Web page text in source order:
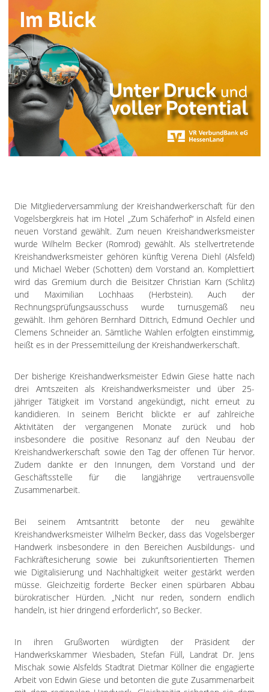
Mücke
Schwalmtal
Ulrichstein
Wartenberg
Schwalm
Fulda
Gießen
Impressum
Die Mitgliederversammlung der Kreishandwerkerschaft für den
Vogelsbergkreis hat im Hotel „Zum Schäferhof“ in Alsfeld einen
neuen Vorstand gewählt. Zum neuen Kreishandwerksmeister
wurde Wilhelm Becker (Romrod) gewählt. Als stellvertretende
Kreishandwerksmeister gehören künftig Verena Diehl (Alsfeld)
und Michael Weber (Schotten) dem Vorstand an. Komplettiert
wird das Gremium durch die Beisitzer Christian Karn (Schlitz)
und Maximilian Lochhaas (Herbstein). Auch der
Rechnungsprüfungsausschuss wurde turnusgemäß neu
gewählt. Ihm gehören Bernhard Dittrich, Edmund Oechler und
Clemens Schneider an. Sämtliche Wahlen erfolgten einstimmig,
heißt es in der Pressemitteilung der Kreishandwerkerschaft.
Der bisherige Kreishandwerksmeister Edwin Giese hatte nach
drei Amtszeiten als Kreishandwerksmeister und über 25-
jähriger Tätigkeit im Vorstand angekündigt, nicht erneut zu
kandidieren. In seinem Bericht blickte er auf zahlreiche
Aktivitäten der vergangenen Monate zurück und hob
insbesondere die positive Resonanz auf den Neubau der
Kreishandwerkerschaft sowie den Tag der offenen Tür hervor.
Zudem dankte er den Innungen, dem Vorstand und der
Geschäftsstelle für die langjährige vertrauensvolle
Zusammenarbeit.
Bei seinem Amtsantritt betonte der neu gewählte
Kreishandwerksmeister Wilhelm Becker, dass das Vogelsberger
Handwerk insbesondere in den Bereichen Ausbildungs- und
Fachkräftesicherung sowie bei zukunftsorientierten Themen
wie Digitalisierung und Nachhaltigkeit weiter gestärkt werden
müsse. Gleichzeitig forderte Becker einen spürbaren Abbau
bürokratischer Hürden. „Nicht nur reden, sondern endlich
handeln, ist hier dringend erforderlich“, so Becker.
In ihren Grußworten würdigten der Präsident der
Handwerkskammer Wiesbaden, Stefan Füll, Landrat Dr. Jens
Mischak sowie Alsfelds Stadtrat Dietmar Köllner die engagierte
Arbeit von Edwin Giese und betonten die gute Zusammenarbeit